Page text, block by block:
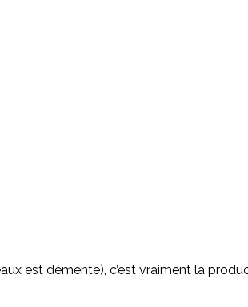
est démente), c’est vraiment la